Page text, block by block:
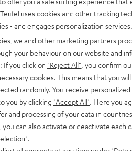
uses cookies and other tracking
- and engages personalization services.
we and other marketing partners
your behaviour on our website and
If you click on "Reject All" , you confirm
cookies. This means that you
randomly. You receive
you by clicking "Accept All" . Here you
and processing of your data in
can also activate or deactivate each